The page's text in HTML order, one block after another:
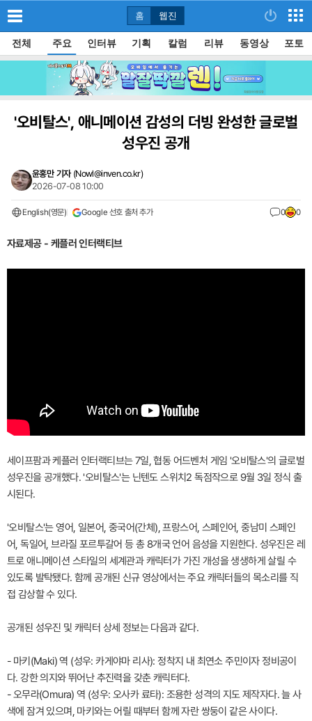
홈 웹진
전체 주요 인터뷰 기획 칼럼 리뷰 동영상 포토
'오비탈스', 애니메이션 감성의 더빙 완성한 글로벌
성우진 공개
윤홍만 기자 (Nowl@inven.co.kr)
2026-07-08 10:00
English(영문) Google 선호 출처 추가 0 0
자료제공 - 케플러 인터랙티브
세이프팜과 케플러 인터랙티브는 7일, 협동 어드벤처 게임 '오비탈스'의 글로벌
성우진을 공개했다. '오비탈스'는 닌텐도 스위치2 독점작으로 9월 3일 정식 출
시된다.
'오비탈스'는 영어, 일본어, 중국어(간체), 프랑스어, 스페인어, 중남미 스페인
어, 독일어, 브라질 포르투갈어 등 총 8개국 언어 음성을 지원한다. 성우진은 레
트로 애니메이션 스타일의 세계관과 캐릭터가 가진 개성을 생생하게 살릴 수
있도록 발탁됐다. 함께 공개된 신규 영상에서는 주요 캐릭터들의 목소리를 직
접 감상할 수 있다.
공개된 성우진 및 캐릭터 상세 정보는 다음과 같다.
- 마키(Maki) 역 (성우: 카게야마 리사): 정착지 내 최연소 주민이자 정비공이
다. 강한 의지와 뛰어난 추진력을 갖춘 캐릭터다.
- 오무라(Omura) 역 (성우: 오사카 료타): 조용한 성격의 지도 제작자다. 늘 사
색에 잠겨 있으며, 마키와는 어릴 때부터 함께 자란 쌍둥이 같은 사이다.